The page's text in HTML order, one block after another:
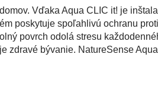
Vďaka Aqua CLIC it! je
poskytuje spoľahlivú ochranu
povrch odolá stresu
zdravé bývanie. NatureSense